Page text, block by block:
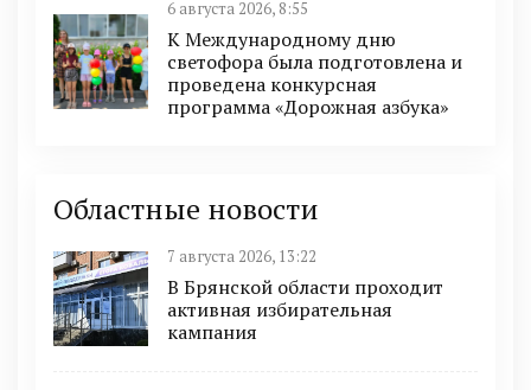
6 августа 2026, 8:55
К Международному дню
светофора была подготовлена и
проведена конкурсная
программа «Дорожная азбука»
Областные новости
7 августа 2026, 13:22
В Брянской области проходит
активная избирательная
кампания